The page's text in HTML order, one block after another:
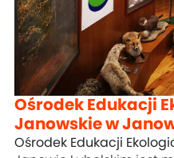
Ośrodek Edukacji
Janowskie w
Ośrodek Edukacji